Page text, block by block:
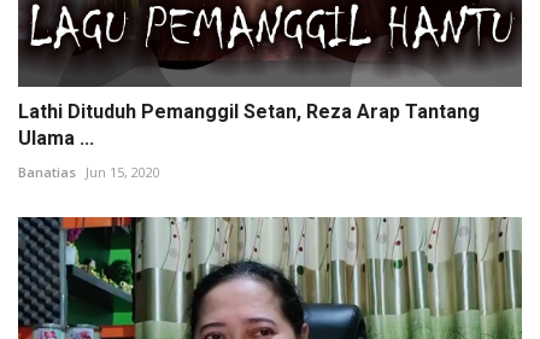
Lathi Dituduh Pemanggil Setan, Reza Arap Tantang
Ulama ...
Banatias Jun 15, 2020